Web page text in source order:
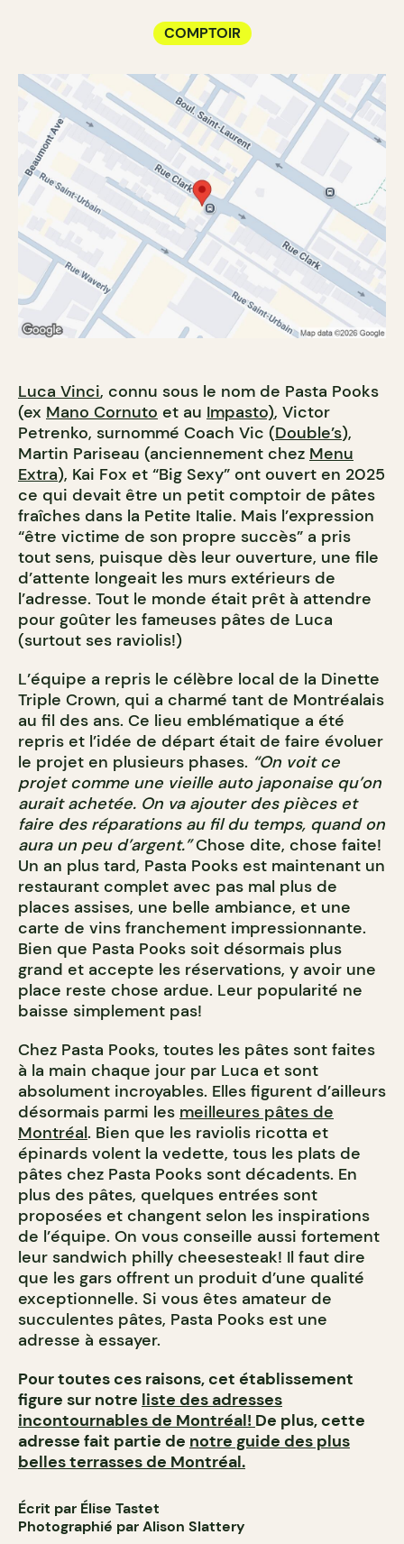
COMPTOIR
Luca Vinci, connu sous le nom de Pasta Pooks
(ex Mano Cornuto et au Impasto), Victor
Petrenko, surnommé Coach Vic (Double’s),
Martin Pariseau (anciennement chez Menu
Extra), Kai Fox et “Big Sexy” ont ouvert en 2025
ce qui devait être un petit comptoir de pâtes
fraîches dans la Petite Italie. Mais l’expression
“être victime de son propre succès” a pris
tout sens, puisque dès leur ouverture, une file
d’attente longeait les murs extérieurs de
l’adresse. Tout le monde était prêt à attendre
pour goûter les fameuses pâtes de Luca
(surtout ses raviolis!)
L’équipe a repris le célèbre local de la Dinette
Triple Crown, qui a charmé tant de Montréalais
au fil des ans. Ce lieu emblématique a été
repris et l’idée de départ était de faire évoluer
le projet en plusieurs phases. “On voit ce
projet comme une vieille auto japonaise qu’on
aurait achetée. On va ajouter des pièces et
faire des réparations au fil du temps, quand on
aura un peu d’argent.”Chose dite, chose faite!
Un an plus tard, Pasta Pooks est maintenant un
restaurant complet avec pas mal plus de
places assises, une belle ambiance, et une
carte de vins franchement impressionnante.
Bien que Pasta Pooks soit désormais plus
grand et accepte les réservations, y avoir une
place reste chose ardue. Leur popularité ne
baisse simplement pas!
Chez Pasta Pooks, toutes les pâtes sont faites
à la main chaque jour par Luca et sont
absolument incroyables. Elles figurent d’ailleurs
désormais parmi les meilleures pâtes de
Montréal. Bien que les raviolis ricotta et
épinards volent la vedette, tous les plats de
pâtes chez Pasta Pooks sont décadents. En
plus des pâtes, quelques entrées sont
proposées et changent selon les inspirations
de l’équipe. On vous conseille aussi fortement
leur sandwich philly cheesesteak! Il faut dire
que les gars offrent un produit d’une qualité
exceptionnelle. Si vous êtes amateur de
succulentes pâtes, Pasta Pooks est une
adresse à essayer.
Pour toutes ces raisons, cet établissement
figure sur notre liste des adresses
incontournables de Montréal! De plus, cette
adresse fait partie de notre guide des plus
belles terrasses de Montréal.
Écrit par Élise Tastet
Photographié par Alison Slattery